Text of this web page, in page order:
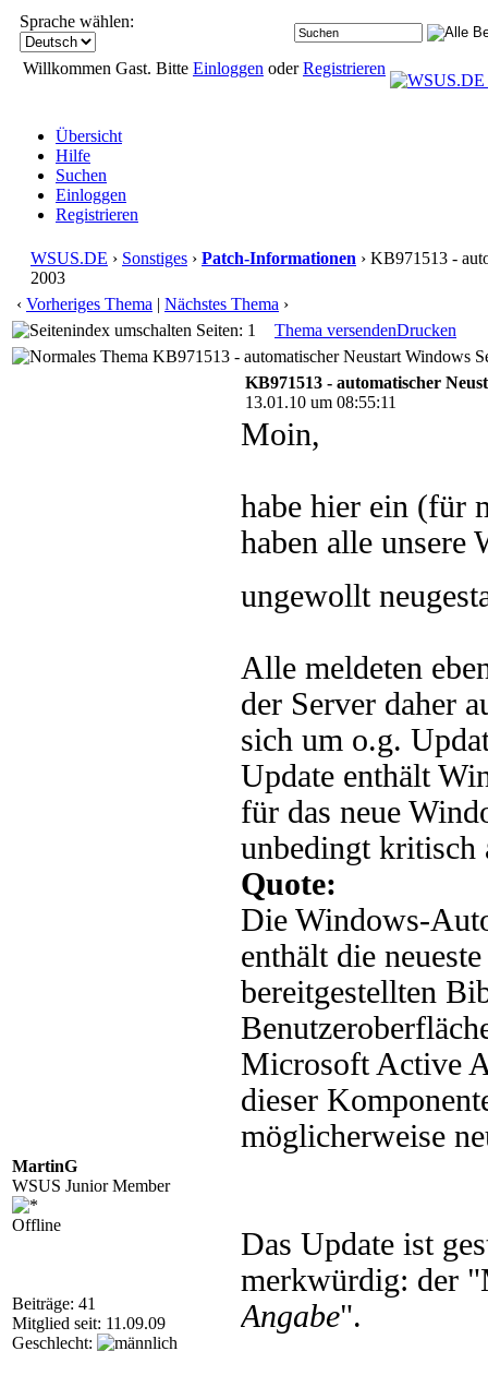
Sprache wählen:
Willkommen Gast. Bitte Einloggen oderRegistrieren
Übersicht
Hilfe
Suchen
Einloggen
Registrieren
WSUS.DE › Sonstiges › Patch-Informationen › KB971513 -
2003
‹ Vorheriges Thema | Nächstes Thema ›
Seiten: 1
Thema versendenDrucken
KB971513 - automatischer Neustart Windows
MartinG
WSUS Junior Member
Offline
Beiträge: 41
Mitglied seit: 11.09.09
Geschlecht:
KB971513 - automatischer
13.01.10 um 08:55:11
Moin,
habe hier ein (für
haben alle unsere
ungewollt
Alle meldeten
der Server daher
sich um o.g.
Update enthält
für das neue
unbedingt kritisch
Quote:
Die Windows-
enthält die
bereitgestellten
Microsoft Active
dieser
möglicherweise
Das Update ist
merkwürdig: der
Angabe".